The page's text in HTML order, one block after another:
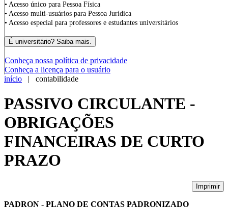
• Acesso único para Pessoa Física
• Acesso multi-usuários para Pessoa Jurídica
• Acesso especial para professores e estudantes universitários
Conheça nossa política de privacidade
Conheça a licença para o usuário
início | contabilidade
PASSIVO CIRCULANTE -
OBRIGAÇÕES
FINANCEIRAS DE CURTO
PRAZO
Imprimir
PADRON - PLANO DE CONTAS PADRONIZADO